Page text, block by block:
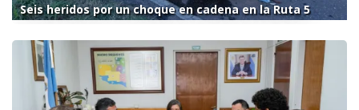
Seis heridos por un choque en cadena en la Ruta 5